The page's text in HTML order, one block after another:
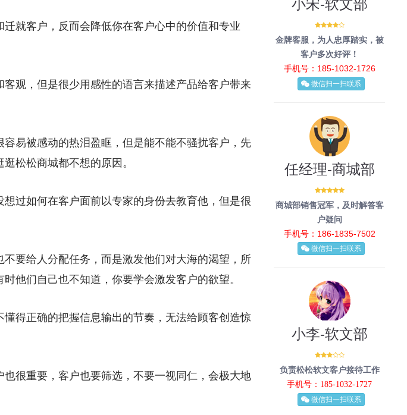
就客户，反而会降低你在客户心中的价值和专业
观，但是很少用感性的语言来描述产品给客户带来
易被感动的热泪盈眶，但是能不能不骚扰客户，先
松松商城都不想的原因。
过如何在客户面前以专家的身份去教育他，但是很
要给人分配任务，而是激发他们对大海的渴望，所
他们自己也不知道，你要学会激发客户的欲望。
得正确的把握信息输出的节奏，无法给顾客创造惊
很重要，客户也要筛选，不要一视同仁，会极大地
小宋-软文部
金牌客服，为人忠厚踏实，被
客户多次好评！
手机号：185-1032-1726
微信扫一扫联系
任经理-商城部
商城部销售冠军，及时解答客
户疑问
手机号：186-1835-7502
微信扫一扫联系
小李-软文部
负责松松软文客户接待工作
手机号：185-1032-1727
微信扫一扫联系